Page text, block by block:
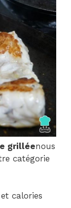
grilléenous
catégorie
calories